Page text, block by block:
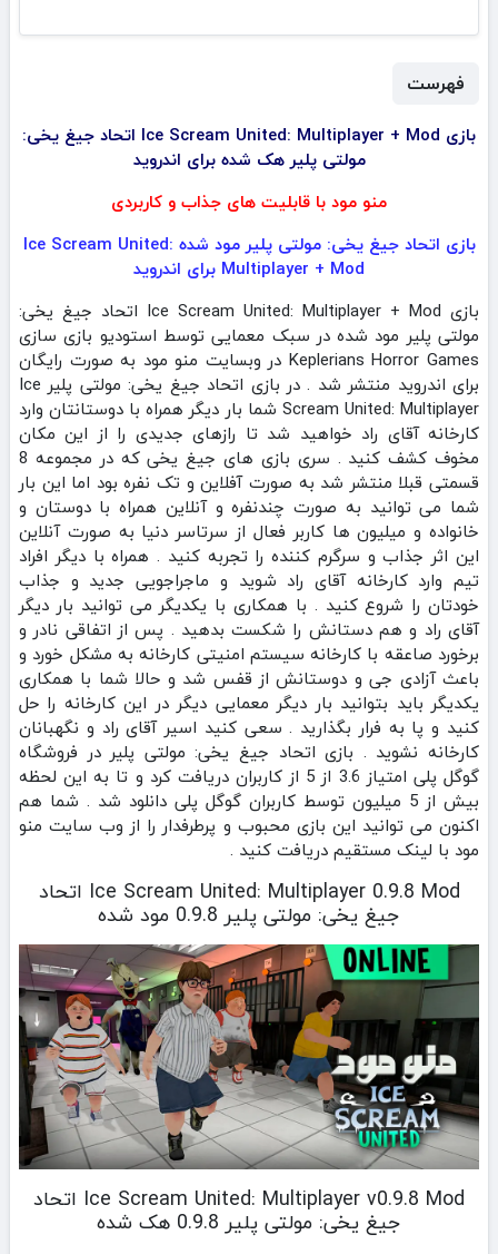
فهرست
بازی Ice Scream United: Multiplayer + Mod اتحاد جیغ یخی:
مولتی پلیر هک شده برای اندروید
منو مود با قابلیت های جذاب و کاربردی
بازی اتحاد جیغ یخی: مولتی پلیر مود شده Ice Scream United:
Multiplayer + Mod برای اندروید
بازی Ice Scream United: Multiplayer + Mod اتحاد جیغ یخی:
مولتی پلیر مود شده در سبک معمایی توسط استودیو بازی سازی
Keplerians Horror Games در وبسایت منو مود به صورت رایگان
برای اندروید منتشر شد . در بازی اتحاد جیغ یخی: مولتی پلیر Ice
Scream United: Multiplayer شما بار دیگر همراه با دوستانتان وارد
کارخانه آقای راد خواهید شد تا رازهای جدیدی را از این مکان
مخوف کشف کنید . سری بازی های جیغ یخی که در مجموعه 8
قسمتی قبلا منتشر شد به صورت آفلاین و تک نفره بود اما این بار
شما می توانید به صورت چندنفره و آنلاین همراه با دوستان و
خانواده و میلیون ها کاربر فعال از سرتاسر دنیا به صورت آنلاین
این اثر جذاب و سرگرم کننده را تجربه کنید . همراه با دیگر افراد
تیم وارد کارخانه آقای راد شوید و ماجراجویی جدید و جذاب
خودتان را شروع کنید . با همکاری با یکدیگر می توانید بار دیگر
آقای راد و هم دستانش را شکست بدهید . پس از اتفاقی نادر و
برخورد صاعقه با کارخانه سیستم امنیتی کارخانه به مشکل خورد و
باعث آزادی جی و دوستانش از قفس شد و حالا شما با همکاری
یکدیگر باید بتوانید بار دیگر معمایی دیگر در این کارخانه را حل
کنید و پا به فرار بگذارید . سعی کنید اسیر آقای راد و نگهبانان
کارخانه نشوید . بازی اتحاد جیغ یخی: مولتی پلیر در فروشگاه
گوگل پلی امتیاز 3.6 از 5 از کاربران دریافت کرد و تا به این لحظه
بیش از 5 میلیون توسط کاربران گوگل پلی دانلود شد . شما هم
اکنون می توانید این بازی محبوب و پرطرفدار را از وب سایت منو
مود با لینک مستقیم دریافت کنید .
Ice Scream United: Multiplayer 0.9.8 Mod اتحاد
جیغ یخی: مولتی پلیر 0.9.8 مود شده
Ice Scream United: Multiplayer v0.9.8 Mod اتحاد
جیغ یخی: مولتی پلیر 0.9.8 هک شده